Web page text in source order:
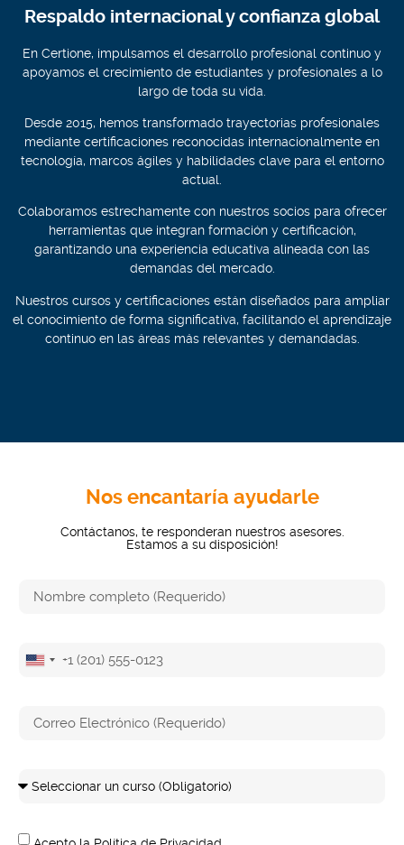
Respaldo internacional y confianza global
En Certione, impulsamos el desarrollo profesional continuo y
apoyamos el crecimiento de estudiantes y profesionales a lo
largo de toda su vida.
Desde 2015, hemos transformado trayectorias profesionales
mediante certificaciones reconocidas internacionalmente en
tecnología, marcos ágiles y habilidades clave para el entorno
actual.
Colaboramos estrechamente con nuestros socios para ofrecer
herramientas que integran formación y certificación,
garantizando una experiencia educativa alineada con las
demandas del mercado.
Nuestros cursos y certificaciones están diseñados para ampliar
el conocimiento de forma significativa, facilitando el aprendizaje
continuo en las áreas más relevantes y demandadas.
Nos encantaría ayudarle
Contáctanos, te responderan nuestros asesores.
Estamos a su disposición!
Estados